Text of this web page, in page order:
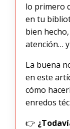
lo primero
en tu
bien
atención…
La buena
en este
cómo
enredos
👉